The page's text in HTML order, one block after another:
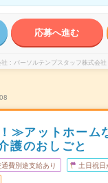
応募へ進む
パーソルテンプスタッフ株式会
≫アットホーム
護のおしごと
通費別途支給あり 土日祝日